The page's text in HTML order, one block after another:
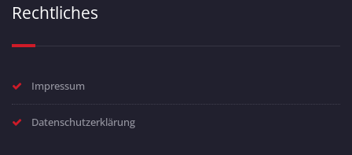
Rechtliches
Impressum
Datenschutzerklärung